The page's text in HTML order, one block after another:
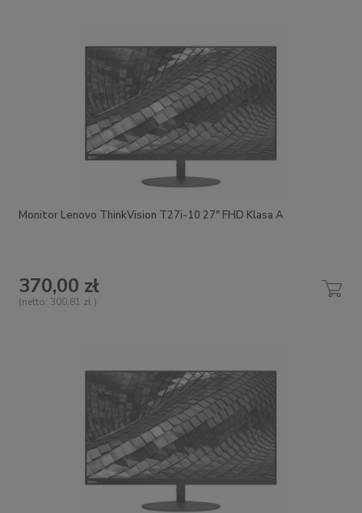
Monitor Lenovo ThinkVision T27i-10 27" FHD Klasa A
370,00 zł
(netto: 300,81 zł )